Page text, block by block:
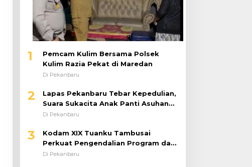
1
Pemcam Kulim Bersama Polsek
Kulim Razia Pekat di Maredan
Di Pekanbaru
2
Lapas Pekanbaru Tebar Kepedulian,
Suara Sukacita Anak Panti Asuhan
Kemuliaan Iringi Bantuan Sosial
Di Pekanbaru
3
Kodam XIX Tuanku Tambusai
Perkuat Pengendalian Program dan
Implementasi Doktrin TNI AD
Di Pekanbaru